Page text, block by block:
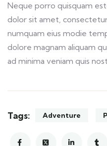
Neque porro quisquam
dolor sit amet,
numquam eius modie
dolore magnam aliquam
ad minima veniam quis
Tags: Adventure